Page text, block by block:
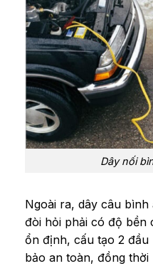
Dây nối
Ngoài ra, dây câu
đòi hỏi phải có độ bền
ổn định, cấu tạo 2
bảo an toàn, đồng